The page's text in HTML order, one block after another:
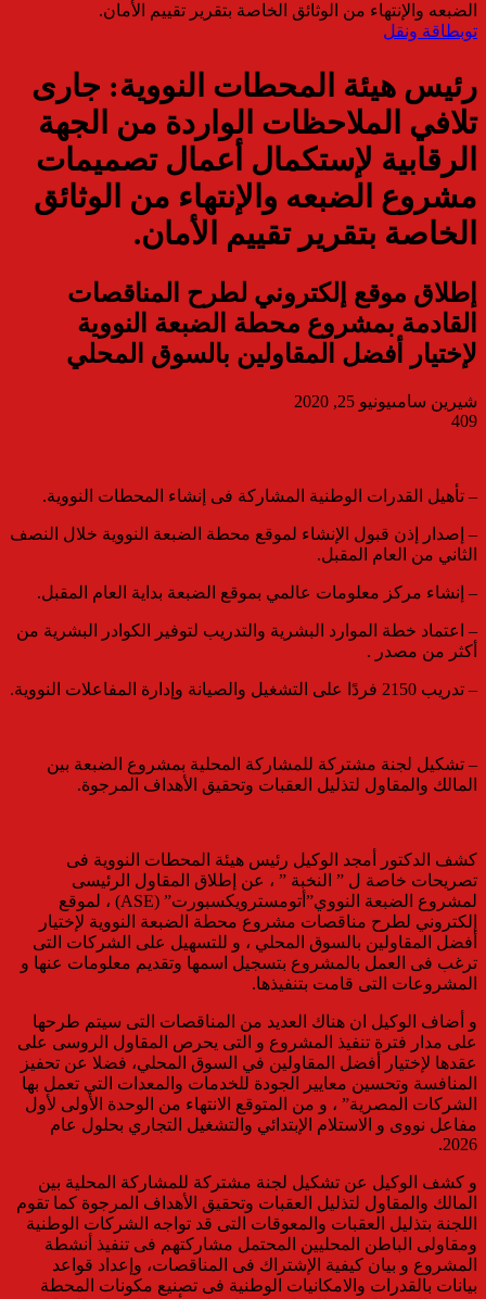
الضبعه والإنتهاء من الوثائق الخاصة بتقرير تقييم الأمان.
توبطاقة ونقل
رئيس هيئة المحطات النووية: جارى
تلافي الملاحظات الواردة من الجهة
الرقابية لإستكمال أعمال تصميمات
مشروع الضبعه والإنتهاء من الوثائق
الخاصة بتقرير تقييم الأمان.
إطلاق موقع إلكتروني لطرح المناقصات
القادمة بمشروع محطة الضبعة النووية
لإختيار أفضل المقاولين بالسوق المحلي
شيرين سامىيونيو 25, 2020
409
– تأهيل القدرات الوطنية المشاركة فى إنشاء المحطات النووية.
– إصدار إذن قبول الإنشاء لموقع محطة الضبعة النووية خلال النصف
الثاني من العام المقبل.
– إنشاء مركز معلومات عالمي بموقع الضبعة بداية العام المقبل.
– اعتماد خطة الموارد البشرية والتدريب لتوفير الكوادر البشرية من
أكثر من مصدر .
– تدريب 2150 فردًا على التشغيل والصيانة وإدارة المفاعلات النووية.
– تشكيل لجنة مشتركة للمشاركة المحلية بمشروع الضبعة بين
المالك والمقاول لتذليل العقبات وتحقيق الأهداف المرجوة.
كشف الدكتور أمجد الوكيل رئيس هيئة المحطات النووية فى
تصريحات خاصة ل ” النخبة ” ، عن إطلاق المقاول الرئيسى
لمشروع الضبعة النووي”أتومسترويكسبورت” (ASE) ، لموقع
إلكتروني لطرح مناقصات مشروع محطة الضبعة النووية لإختيار
أفضل المقاولين بالسوق المحلي ، و للتسهيل على الشركات التى
ترغب فى العمل بالمشروع بتسجيل اسمها وتقديم معلومات عنها و
المشروعات التى قامت بتنفيذها.
و أضاف الوكيل ان هناك العديد من المناقصات التى سيتم طرحها
على مدار فترة تنفيذ المشروع و التى يحرص المقاول الروسى على
عقدها لإختيار أفضل المقاولين في السوق المحلي، فضلا عن تحفيز
المنافسة وتحسين معايير الجودة للخدمات والمعدات التي تعمل بها
الشركات المصرية” ، و من المتوقع الانتهاء من الوحدة الأولى لأول
مفاعل نووى و الاستلام الإبتدائي والتشغيل التجاري بحلول عام
2026.
و كشف الوكيل عن تشكيل لجنة مشتركة للمشاركة المحلية بين
المالك والمقاول لتذليل العقبات وتحقيق الأهداف المرجوة كما تقوم
اللجنة بتذليل العقبات والمعوقات التى قد تواجه الشركات الوطنية
ومقاولى الباطن المحليين المحتمل مشاركتهم فى تنفيذ أنشطة
المشروع و بيان كيفية الإشتراك فى المناقصات، وإعداد قواعد
بيانات بالقدرات والامكانيات الوطنية فى تصنيع مكونات المحطة